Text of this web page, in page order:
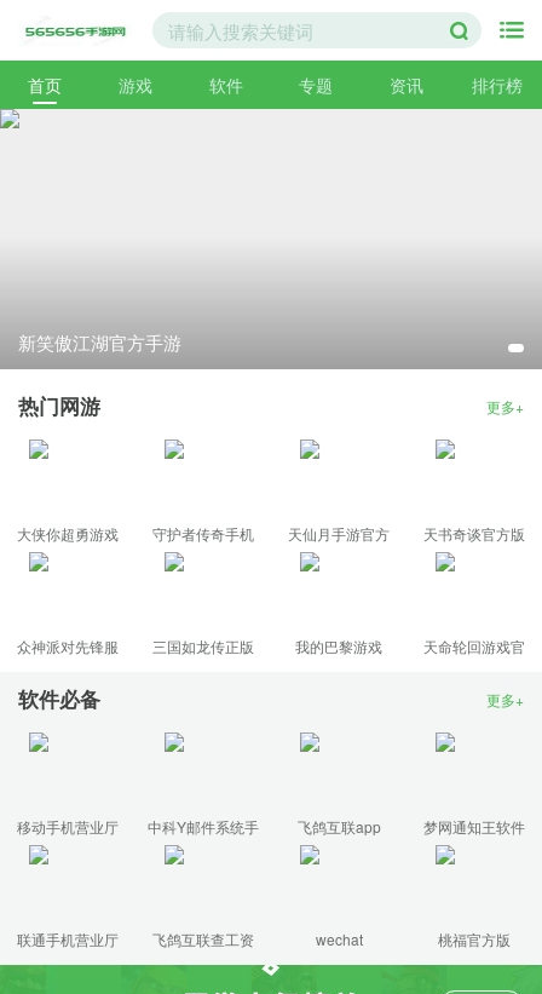
首页 游戏 软件 专题 资讯 排行榜
新笑傲江湖官方手游
热门网游 更多+
大侠你超勇游戏
守护者传奇手机
版(the legends
of guardians)
天仙月手游官方
天书奇谈官方版
众神派对先锋服
三国如龙传正版 我的巴黎游戏
天命轮回游戏官
软件必备 更多+
移动手机营业厅
中科Y邮件系统手
机登录版
飞鸽互联app 梦网通知王软件
联通手机营业厅
飞鸽互联查工资
wechat 桃福官方版